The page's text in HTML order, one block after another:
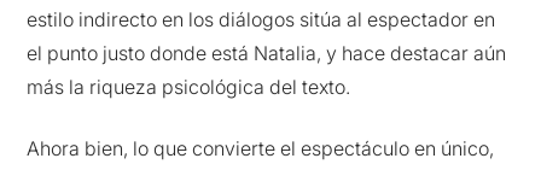
estilo indirecto en los diálogos sitúa al espectador en
el punto justo donde está Natalia, y hace destacar aún
más la riqueza psicológica del texto.
Ahora bien, lo que convierte el espectáculo en único,